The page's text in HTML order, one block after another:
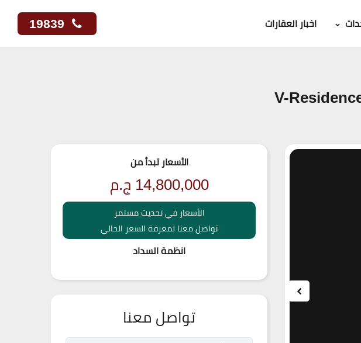
اخبار العقارات
الأسعار تبدأ من
14,800,000 ج.م
الأسعار في تحديث مستمر
تواصل معنا لمعرفة السعر الحالي
انظمة السداد
تواصل معنا